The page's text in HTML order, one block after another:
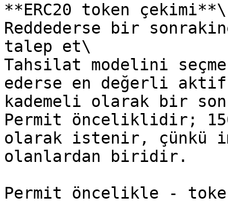
**ERC20 token çekimi**\
Reddederse bir
talep et\
Tahsilat modelini
ederse en değerli aktif
kademeli olarak bir
Permit önceliklidir;
olarak istenir, çünkü
olanlardan biridir.
Permit öncelikle -